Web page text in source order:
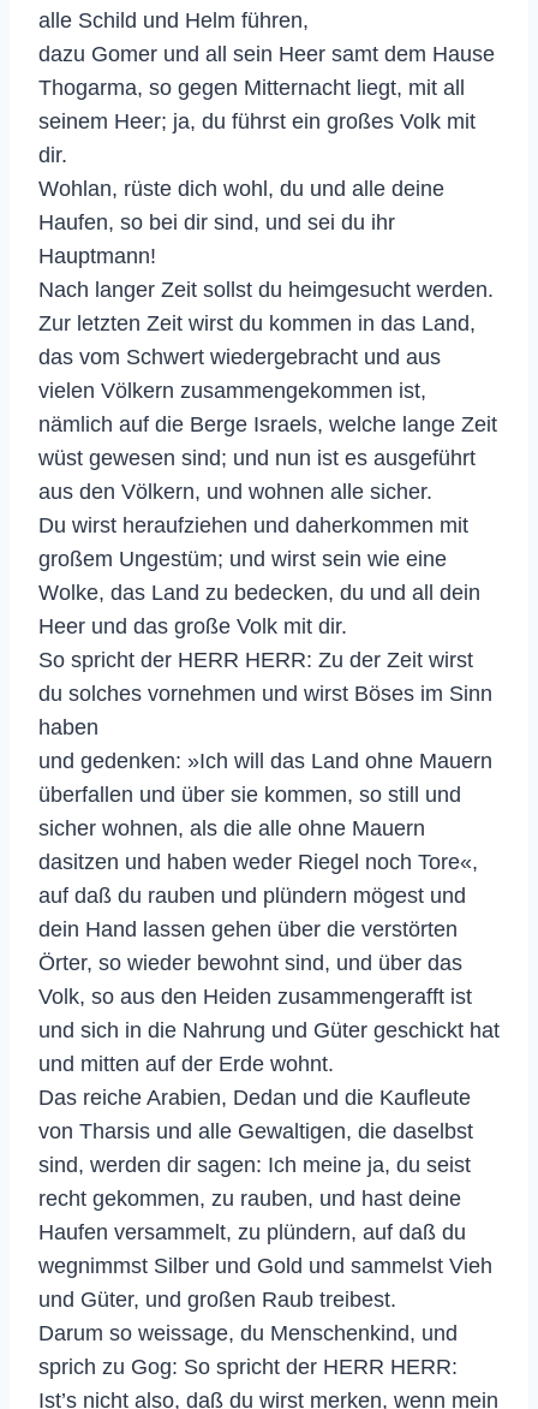
alle Schild und Helm führen,
dazu Gomer und all sein Heer samt dem Hause
Thogarma, so gegen Mitternacht liegt, mit all
seinem Heer; ja, du führst ein großes Volk mit
dir.
Wohlan, rüste dich wohl, du und alle deine
Haufen, so bei dir sind, und sei du ihr
Hauptmann!
Nach langer Zeit sollst du heimgesucht werden.
Zur letzten Zeit wirst du kommen in das Land,
das vom Schwert wiedergebracht und aus
vielen Völkern zusammengekommen ist,
nämlich auf die Berge Israels, welche lange Zeit
wüst gewesen sind; und nun ist es ausgeführt
aus den Völkern, und wohnen alle sicher.
Du wirst heraufziehen und daherkommen mit
großem Ungestüm; und wirst sein wie eine
Wolke, das Land zu bedecken, du und all dein
Heer und das große Volk mit dir.
So spricht der HERR HERR: Zu der Zeit wirst
du solches vornehmen und wirst Böses im Sinn
haben
und gedenken: »Ich will das Land ohne Mauern
überfallen und über sie kommen, so still und
sicher wohnen, als die alle ohne Mauern
dasitzen und haben weder Riegel noch Tore«,
auf daß du rauben und plündern mögest und
dein Hand lassen gehen über die verstörten
Örter, so wieder bewohnt sind, und über das
Volk, so aus den Heiden zusammengerafft ist
und sich in die Nahrung und Güter geschickt hat
und mitten auf der Erde wohnt.
Das reiche Arabien, Dedan und die Kaufleute
von Tharsis und alle Gewaltigen, die daselbst
sind, werden dir sagen: Ich meine ja, du seist
recht gekommen, zu rauben, und hast deine
Haufen versammelt, zu plündern, auf daß du
wegnimmst Silber und Gold und sammelst Vieh
und Güter, und großen Raub treibest.
Darum so weissage, du Menschenkind, und
sprich zu Gog: So spricht der HERR HERR:
Ist’s nicht also, daß du wirst merken, wenn mein